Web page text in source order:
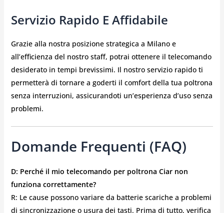
Servizio Rapido E Affidabile
Grazie alla nostra posizione strategica a Milano e
all’efficienza del nostro staff, potrai ottenere il telecomando
desiderato in tempi brevissimi. Il nostro servizio rapido ti
permetterà di tornare a goderti il comfort della tua poltrona
senza interruzioni, assicurandoti un’esperienza d’uso senza
problemi.
Domande Frequenti (FAQ)
D: Perché il mio telecomando per poltrona Ciar non
funziona correttamente?
R: Le cause possono variare da batterie scariche a problemi
di sincronizzazione o usura dei tasti. Prima di tutto, verifica